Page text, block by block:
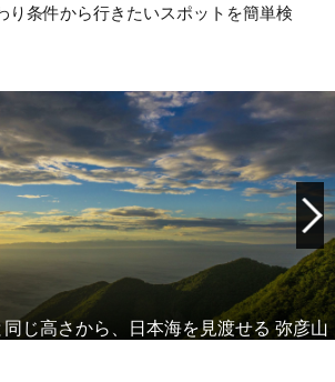
り条件から行きたいスポットを簡単検
っと美人になれる温泉 月岡温泉